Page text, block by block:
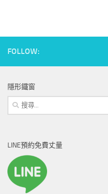
FOLLOW:
隱形鐵窗
搜
尋
字:
LINE預約免費丈量